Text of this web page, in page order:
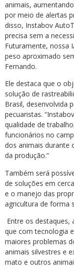
animais,
por meio de alertas
disso, Instabov
precisa sem a
Futuramente, nossa
peso aproximado
Fernando.
Ele destaca que o
solução de
Brasil, desenvolvida
pecuaristas.
qualidade de
funcionários no
dos animais durante
da produção.”
Também será
de soluções em
e o manejo das
agricultura de forma
Entre os destaques,
que com tecnologia
maiores problemas
animais silvestres e
mato e outros